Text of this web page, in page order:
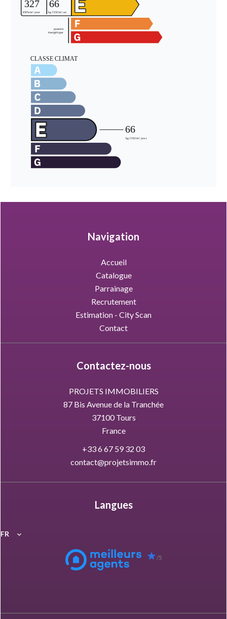
Navigation
Accueil
Catalogue
Parrainage
Recrutement
Estimation - City Scan
Contact
Contactez-nous
PROJETS IMMOBILIERS
87 Bis Avenue de la Tranchée
37100Tours
France
+33 6 67 59 32 03
contact@projetsimmo.fr
Langues
FR
/5